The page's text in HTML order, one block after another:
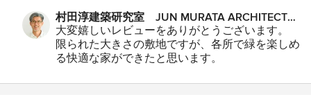
星
5
でなく、玄関周りのしつらえ、天井が高いリビング、庭が
楽しめる浴室、季節に合わせた建具などに季節を感じなが
ら気持ちのよい毎日を過ごしています。 間もなく築10
年になりますが、色あせないわくわくした暮らしをありが
村田淳建築研究室 JUN MURATA ARCHITECTS
からのコメント：
大変嬉しいレビューをありがとうございます。
限られた大きさの敷地ですが、各所で緑を楽しめ
る快適な家ができたと思います。
ただきますが、楽しんで暮らされているご様子が